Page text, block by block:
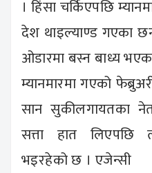
। हिंसा चर्किएपछि
देश थाइल्याण्ड गएका
ओडारमा बस्न बाध्य
म्यानमारमा गएको
सान सुकीलगायतका
सत्ता हात लिएपछि
भइरहेको छ । एजेन्सी